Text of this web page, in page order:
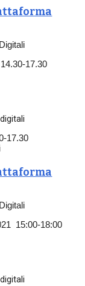
17.30
17.30
15:00-18:00